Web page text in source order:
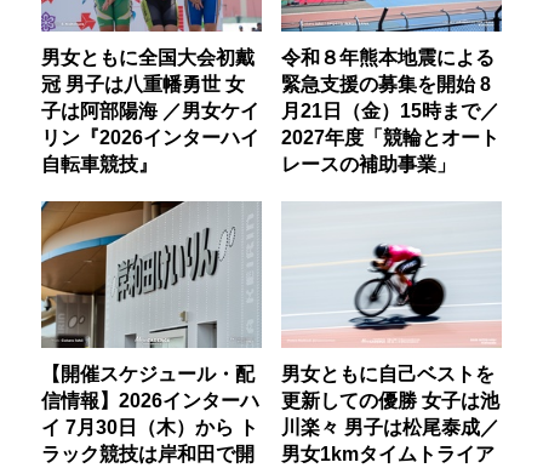
男女ともに全国大会初戴
冠 男子は八重幡勇世 女
子は阿部陽海 ／男女ケイ
リン『2026インターハイ
自転車競技』
令和８年熊本地震による
緊急支援の募集を開始 8
月21日（金）15時まで／
2027年度「競輪とオート
レースの補助事業」
【開催スケジュール・配
信情報】2026インターハ
イ 7月30日（木）から ト
ラック競技は岸和田で開
男女ともに自己ベストを
更新しての優勝 女子は池
川楽々 男子は松尾泰成／
男女1kmタイムトライア